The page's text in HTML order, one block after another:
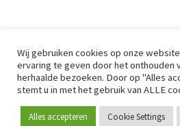
Word lid
Wij gebruiken cookies op onze
ervaring te geven door het onthouden
herhaalde bezoeken. Door op "Alles
stemt u in met het gebruik van ALLE
Alles accepteren Cookie Settings